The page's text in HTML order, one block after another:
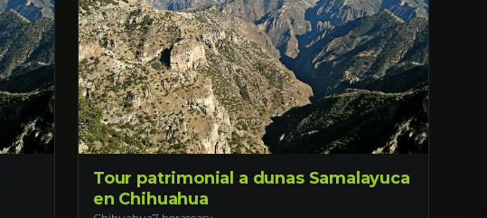
Tour patrimonial a dunas Samalayuca
en Chihuahua